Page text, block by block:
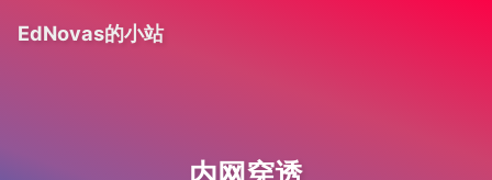
EdNovas的小站